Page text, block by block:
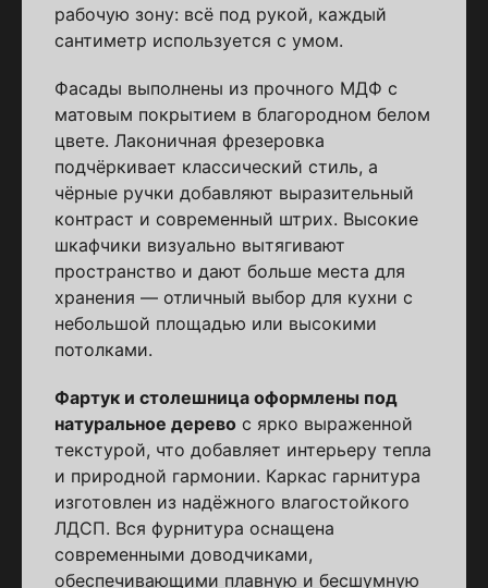
рабочую зону: всё под рукой, каждый
сантиметр используется с умом.
Фасады выполнены из прочного МДФ с
матовым покрытием в благородном белом
цвете. Лаконичная фрезеровка
подчёркивает классический стиль, а
чёрные ручки добавляют выразительный
контраст и современный штрих. Высокие
шкафчики визуально вытягивают
пространство и дают больше места для
хранения — отличный выбор для кухни с
небольшой площадью или высокими
потолками.
Фартук и столешница оформлены под
натуральное дерево с ярко выраженной
текстурой, что добавляет интерьеру тепла
и природной гармонии. Каркас гарнитура
изготовлен из надёжного влагостойкого
ЛДСП. Вся фурнитура оснащена
современными доводчиками,
обеспечивающими плавную и бесшумную